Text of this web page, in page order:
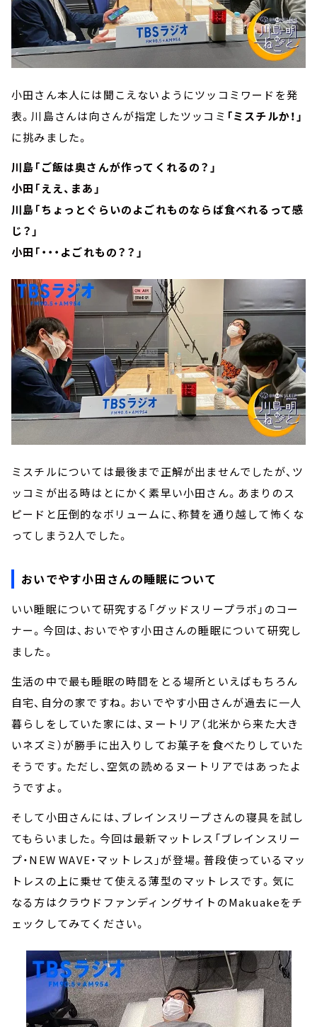
小田さん本人には聞こえないようにツッコミワードを発
表。川島さんは向さんが指定したツッコミ 「ミスチルか！」
に挑みました。
川島「ご飯は奥さんが作ってくれるの？」
小田「ええ、まあ」
川島「ちょっとぐらいのよごれものならば食べれるって感
じ？」
小田「・・・よごれもの？？」
ミスチルについては最後まで正解が出ませんでしたが、ツ
ッコミが出る時はとにかく素早い小田さん。あまりのス
ピードと圧倒的なボリュームに、称賛を通り越して怖くな
ってしまう2人でした。
おいでやす小田さんの睡眠について
いい睡眠について研究する「グッドスリープラボ」のコー
ナー。今回は、おいでやす小田さんの睡眠について研究し
ました。
生活の中で最も睡眠の時間をとる場所といえばもちろん
自宅、自分の家ですね。おいでやす小田さんが過去に一人
暮らしをしていた家には、ヌートリア（北米から来た大き
いネズミ）が勝手に出入りしてお菓子を食べたりしていた
そうです。ただし、空気の読めるヌートリアではあったよ
うですよ。
そして小田さんには、ブレインスリープさんの寝具を試し
てもらいました。今回は最新マットレス「ブレインスリー
プ・NEW WAVE・マットレス」が登場。普段使っているマッ
トレスの上に乗せて使える薄型のマットレスです。気に
なる方はクラウドファンディングサイトのMakuakeをチ
ェックしてみてください。